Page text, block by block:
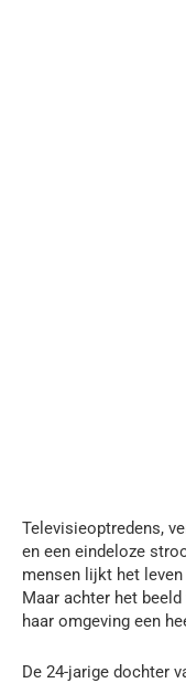
Televisieoptredens,
en een eindeloze
mensen lijkt het
Maar achter het
haar omgeving een
De 24-jarige dochter